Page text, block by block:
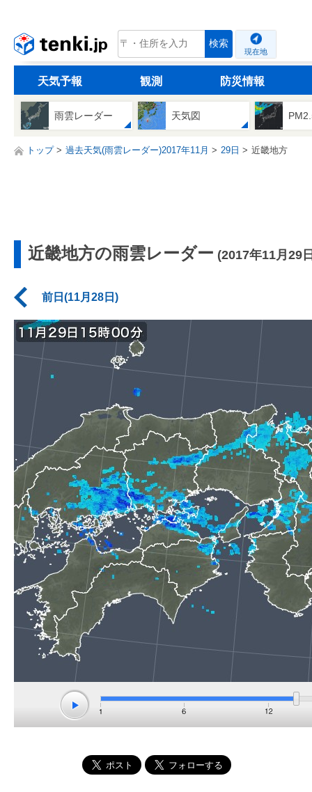
tenki.jp 検索
現在地
天気予報 観測 防災情報
雨雲レーダー 天気図
トップ 過去天気(雨雲レーダー)2017年11月 29日 近畿地方
近畿地方の雨雲レーダー (2017年11月29
前日(11月28日)